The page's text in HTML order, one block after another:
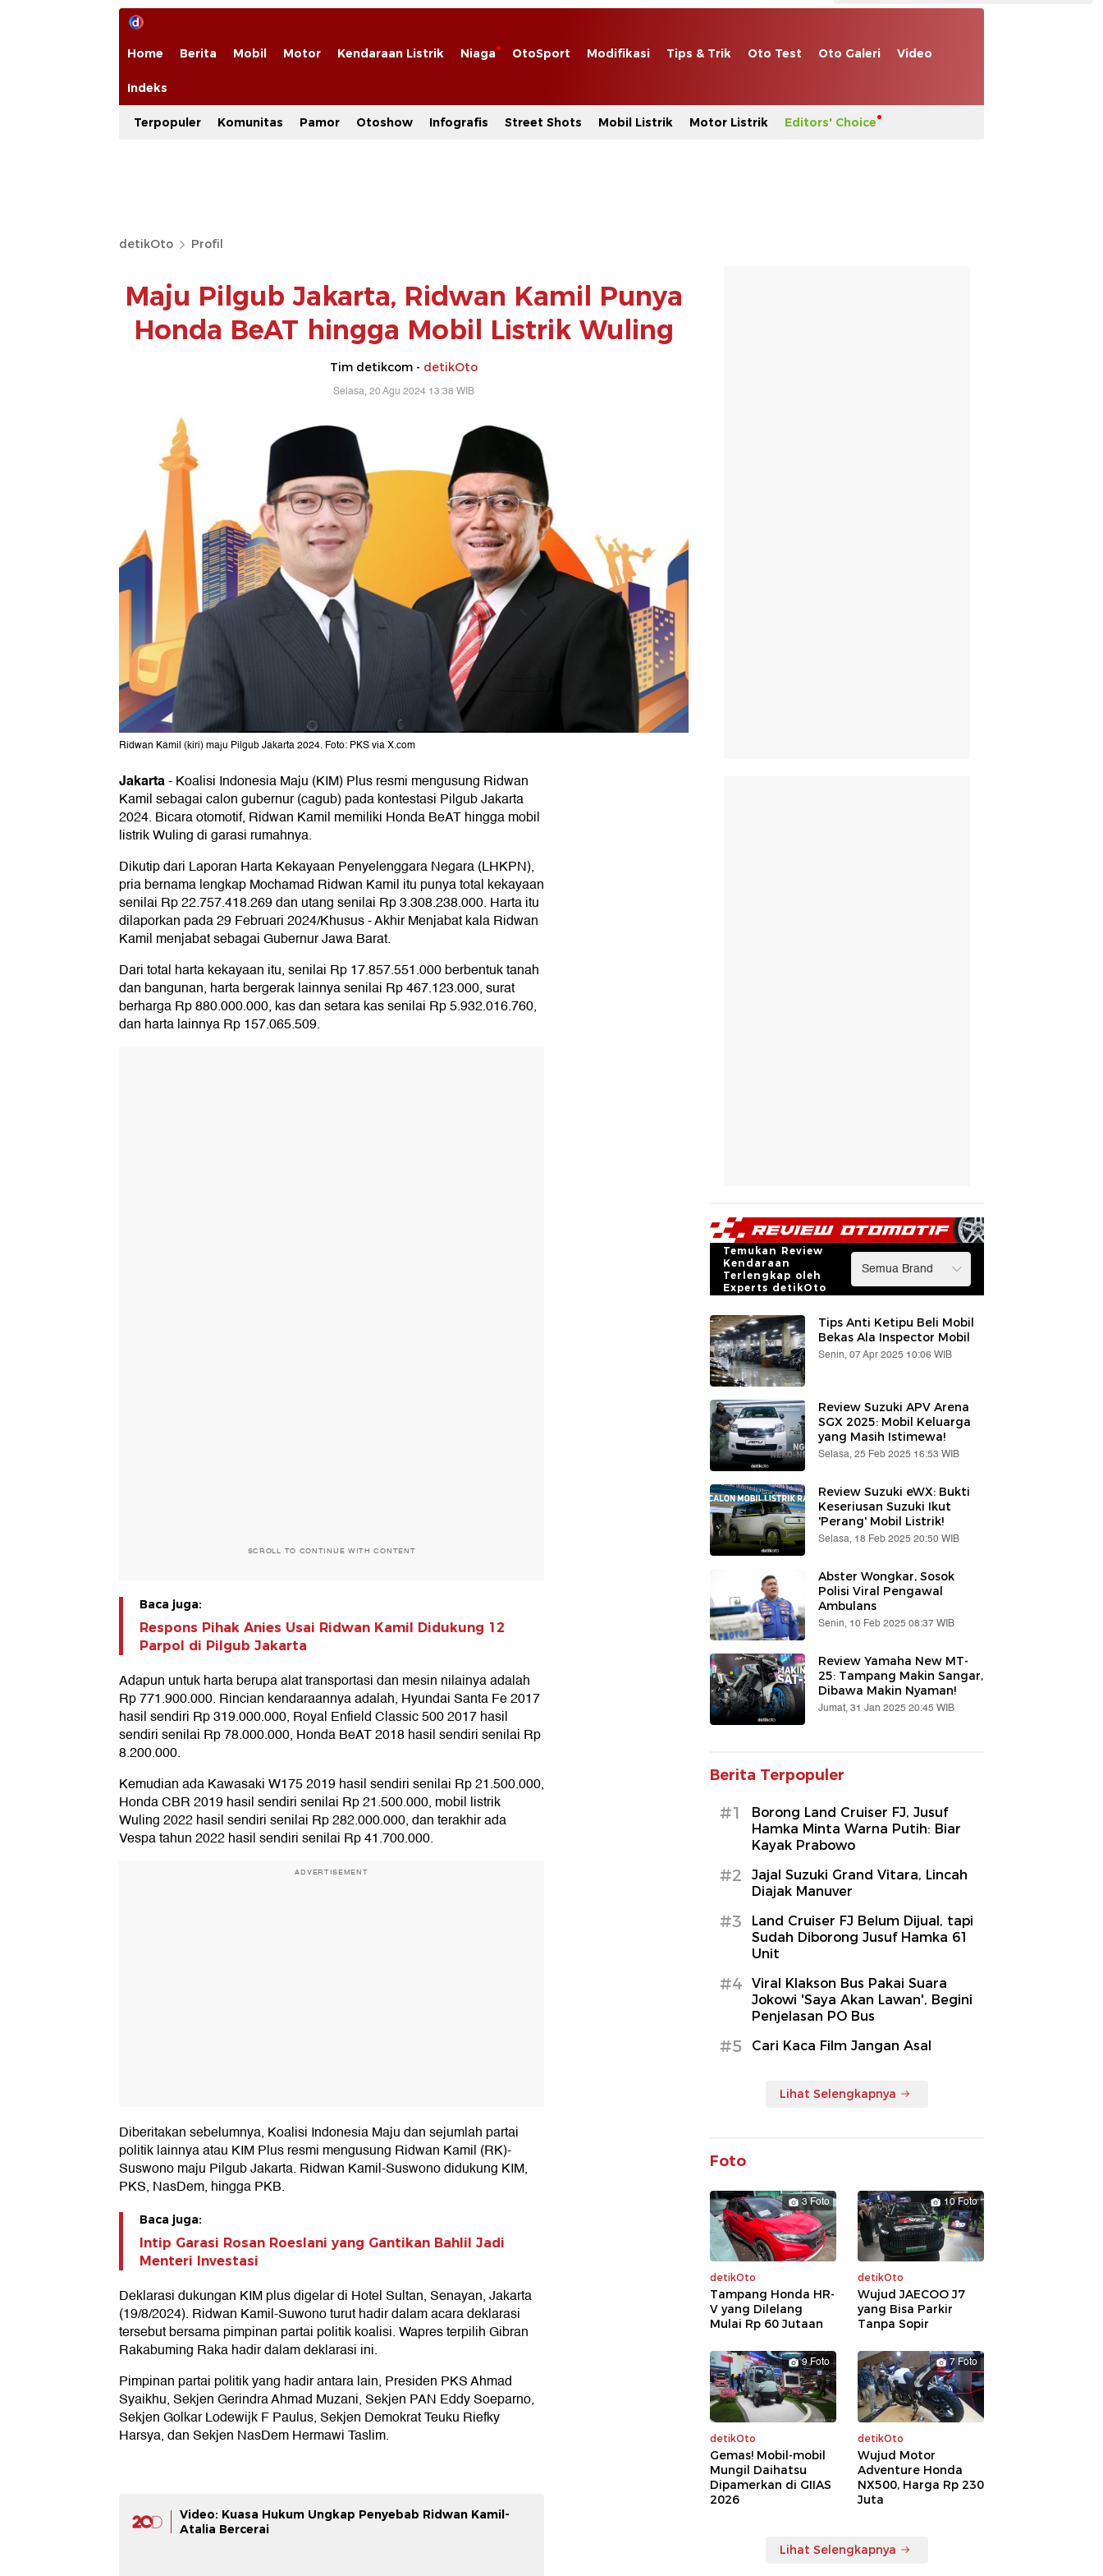
Home Berita Mobil Motor Kendaraan Listrik Niaga OtoSport Modifikasi Tips & Trik Oto Test Oto Galeri Video
Indeks
Terpopuler Komunitas Pamor Otoshow Infografis Street Shots Mobil Listrik Motor Listrik Editors' Choice
detikOto Profil
Maju Pilgub Jakarta, Ridwan Kamil Punya
Honda BeAT hingga Mobil Listrik Wuling
Tim detikcom - detikOto
Selasa, 20 Agu 2024 13:38 WIB
Ridwan Kamil (kiri) maju Pilgub Jakarta 2024. Foto: PKS via X.com
Jakarta-Koalisi Indonesia Maju (KIM) Plus resmi mengusung Ridwan
Kamil sebagai calon gubernur (cagub) pada kontestasi Pilgub Jakarta
2024. Bicara otomotif, Ridwan Kamil memiliki Honda BeAT hingga mobil
listrik Wuling di garasi rumahnya.
Dikutip dari Laporan Harta Kekayaan Penyelenggara Negara (LHKPN),
pria bernama lengkap Mochamad Ridwan Kamil itu punya total kekayaan
senilai Rp 22.757.418.269 dan utang senilai Rp 3.308.238.000. Harta itu
dilaporkan pada 29 Februari 2024/Khusus - Akhir Menjabat kala Ridwan
Kamil menjabat sebagai Gubernur Jawa Barat.
Dari total harta kekayaan itu, senilai Rp 17.857.551.000 berbentuk tanah
dan bangunan, harta bergerak lainnya senilai Rp 467.123.000, surat
berharga Rp 880.000.000, kas dan setara kas senilai Rp 5.932.016.760,
dan harta lainnya Rp 157.065.509.
SCROLL TO CONTINUE WITH CONTENT
Baca juga:
Respons Pihak Anies Usai Ridwan Kamil Didukung 12
Parpol di Pilgub Jakarta
Adapun untuk harta berupa alat transportasi dan mesin nilainya adalah
Rp 771.900.000. Rincian kendaraannya adalah, Hyundai Santa Fe 2017
hasil sendiri Rp 319.000.000, Royal Enfield Classic 500 2017 hasil
sendiri senilai Rp 78.000.000, Honda BeAT 2018 hasil sendiri senilai Rp
8.200.000.
Kemudian ada Kawasaki W175 2019 hasil sendiri senilai Rp 21.500.000,
Honda CBR 2019 hasil sendiri senilai Rp 21.500.000, mobil listrik
Wuling 2022 hasil sendiri senilai Rp 282.000.000, dan terakhir ada
Vespa tahun 2022 hasil sendiri senilai Rp 41.700.000.
ADVERTISEMENT
Diberitakan sebelumnya, Koalisi Indonesia Maju dan sejumlah partai
politik lainnya atau KIM Plus resmi mengusung Ridwan Kamil (RK)-
Suswono maju Pilgub Jakarta. Ridwan Kamil-Suswono didukung KIM,
PKS, NasDem, hingga PKB.
Baca juga:
Intip Garasi Rosan Roeslani yang Gantikan Bahlil Jadi
Menteri Investasi
Deklarasi dukungan KIM plus digelar di Hotel Sultan, Senayan, Jakarta
(19/8/2024). Ridwan Kamil-Suwono turut hadir dalam acara deklarasi
tersebut bersama pimpinan partai politik koalisi. Wapres terpilih Gibran
Rakabuming Raka hadir dalam deklarasi ini.
Pimpinan partai politik yang hadir antara lain, Presiden PKS Ahmad
Syaikhu, Sekjen Gerindra Ahmad Muzani, Sekjen PAN Eddy Soeparno,
Sekjen Golkar Lodewijk F Paulus, Sekjen Demokrat Teuku Riefky
Harsya, dan Sekjen NasDem Hermawi Taslim.
Video: Kuasa Hukum Ungkap Penyebab Ridwan Kamil-
Atalia Bercerai
Temukan Review
Kendaraan
Terlengkap oleh
Experts detikOto
Tips Anti Ketipu Beli Mobil
Bekas Ala Inspector Mobil
Senin, 07 Apr 2025 10:06 WIB
Review Suzuki APV Arena
SGX 2025: Mobil Keluarga
yang Masih Istimewa!
Selasa, 25 Feb 2025 16:53 WIB
Review Suzuki eWX: Bukti
Keseriusan Suzuki Ikut
'Perang' Mobil Listrik!
Selasa, 18 Feb 2025 20:50 WIB
Abster Wongkar, Sosok
Polisi Viral Pengawal
Ambulans
Senin, 10 Feb 2025 08:37 WIB
Review Yamaha New MT-
25: Tampang Makin Sangar,
Dibawa Makin Nyaman!
Jumat, 31 Jan 2025 20:45 WIB
Berita Terpopuler
#1
Borong Land Cruiser FJ, Jusuf
Hamka Minta Warna Putih: Biar
Kayak Prabowo
#2
Jajal Suzuki Grand Vitara, Lincah
Diajak Manuver
#3
Land Cruiser FJ Belum Dijual, tapi
Sudah Diborong Jusuf Hamka 61
Unit
#4
Viral Klakson Bus Pakai Suara
Jokowi 'Saya Akan Lawan', Begini
Penjelasan PO Bus
#5 Cari Kaca Film Jangan Asal
Lihat Selengkapnya
Foto
3 Foto
detikOto
Tampang Honda HR-
V yang Dilelang
Mulai Rp 60 Jutaan
10 Foto
detikOto
Wujud JAECOO J7
yang Bisa Parkir
Tanpa Sopir
9 Foto
detikOto
Gemas! Mobil-mobil
Mungil Daihatsu
Dipamerkan di GIIAS
2026
7 Foto
detikOto
Wujud Motor
Adventure Honda
NX500, Harga Rp 230
Juta
Lihat Selengkapnya